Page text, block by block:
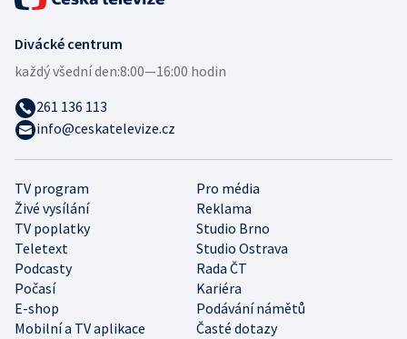
TV program
Pro média
Živé vysílání
Reklama
TV poplatky
Studio Brno
Teletext
Studio Ostrava
Podcasty
Rada ČT
Počasí
Kariéra
E-shop
Podávání námětů
Mobilní a TV aplikace
Časté dotazy
Divácké centrum
každý všední den:8:00—16:00 hodin
261 136 113
info@ceskatelevize.cz